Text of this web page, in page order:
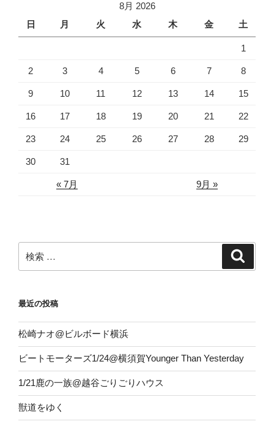
8月 2026
日
月 火 水 木 金 土
1
2 3 4 5 6 7 8
9 10 11 12 13 14 15
16 17 18 19 20 21 22
23 24 25 26 27 28 29
30 31
« 7月 9月 »
索:
最近の投稿
松崎ナオ@ビルボード横浜
ビートモーターズ1/24@横須賀Younger Than Yesterday
1/21鹿の一族@越谷ごりごりハウス
獣道をゆく